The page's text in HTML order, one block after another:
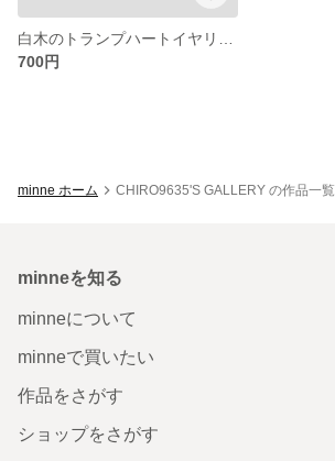
700円
minne ホーム CHIRO9635'S GALLERY の作品一覧
minneを知る
minneについて
minneで買いたい
作品をさがす
ショップをさがす